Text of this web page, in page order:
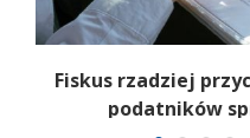
Fiskus rzadziej
podatników